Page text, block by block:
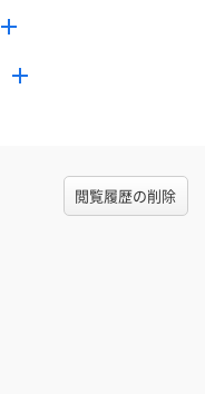
閲覧履歴の削除